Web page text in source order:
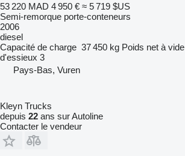
53 220 MAD 4 950 € ≈ 5 719 $US
Semi-remorque porte-conteneurs
2006
diesel
Capacité de charge 37 450 kg Poids net à vide
d'essieux 3
Pays-Bas, Vuren
Kleyn Trucks
depuis 22 ans sur Autoline
Contacter le vendeur